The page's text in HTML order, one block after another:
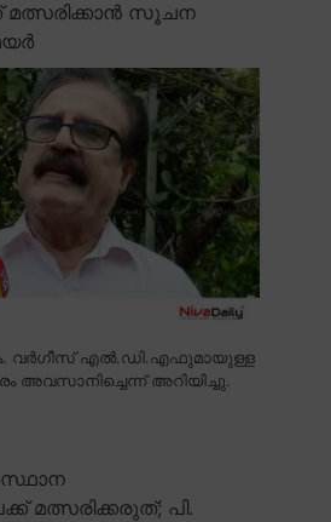
മത്സരിക്കാൻ സൂചന
വർഗീസ് എൽ.ഡി.എഫുമായുള്ള
അവസാനിച്ചെന്ന് അറിയിച്ചു.
മത്സരിക്കരുത്; പി.